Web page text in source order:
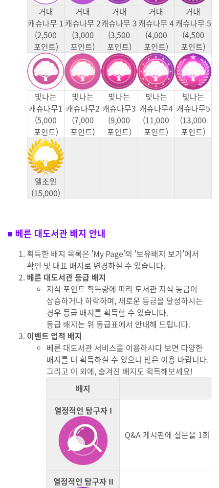
거대
캐슈나무 1
(2,500
포인트)
거대
캐슈나무 2
(3,000
포인트)
거대
캐슈나무 3
(3,500
포인트)
거대
캐슈나무 4
(4,000
포인트)
거대
캐슈나무 5
(4,500
포인트)
빛나는
캐슈나무1
(5,000
포인트)
빛나는
캐슈나무2
(7,000
포인트)
빛나는
캐슈나무3
(9,000
포인트)
빛나는
캐슈나무4
(11,000
포인트)
빛나는
캐슈나무5
(13,000
포인트)
엘조윈
(15,000)
■ 베른 대도서관 배지 안내
획득한 배지 목록은 'My Page'의 '보유배지 보기'에서
확인 및 대표 배지로 변경하실 수 있습니다.
베른 대도서관 등급 배지
지식 포인트 획득량에 따라 도서관 지식 등급이
상승하거나 하락하며, 새로운 등급을 달성하시는
경우 등급 배지를 획득할 수 있습니다.
등급 배지는 위 등급표에서 안내해 드립니다.
이벤트 업적 배지
베른 대도서관 서비스를 이용하시다 보면 다양한
배지를 더 획득하실 수 있으니 많은 이용 바랍니다.
그리고 이 외에, 숨겨진 배지도 획득해보세요!
배지
열정적인 탐구자 I
Q&A 게시판에 질문을 1회
열정적인 탐구자 II